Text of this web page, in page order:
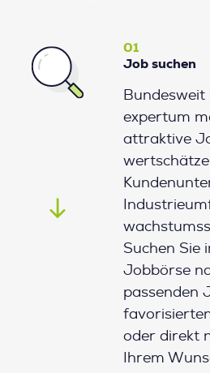
01
Job suchen
Bundesweit
expertum
attraktive
Suchen Sie
Jobbörse
passenden
oder direkt
Ihrem